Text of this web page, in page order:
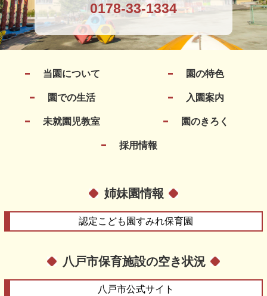
0178-33-1334
当園について 園の特色
園での生活 入園案内
未就園児教室 園のきろく
採用情報
姉妹園情報
認定こども園すみれ保育園
八戸市保育施設の空き状況
八戸市公式サイト